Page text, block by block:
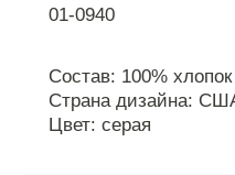
01-0940
Состав: 100% хлопок
Страна дизайна:
Цвет: серая